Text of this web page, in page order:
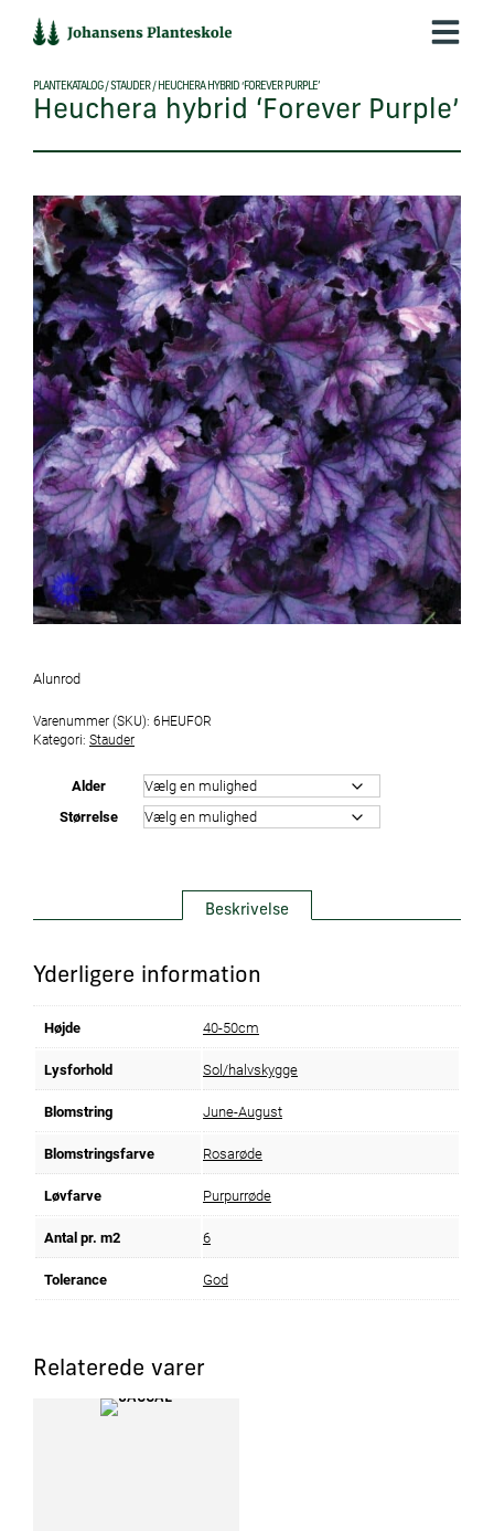
indholdet
PLANTEKATALOG/STAUDER/ HEUCHERA HYBRID ‘FOREVER PURPLE’
Heuchera hybrid ‘Forever Purple’
Alunrod
Varenummer (SKU): 6HEUFOR
Kategori: Stauder
Alder
Størrelse
Beskrivelse
Yderligere information
Højde 40-50cm
Lysforhold Sol/halvskygge
Blomstring June-August
Blomstringsfarve Rosarøde
Løvfarve Purpurrøde
Antal pr. m2 6
Tolerance God
Relaterede varer